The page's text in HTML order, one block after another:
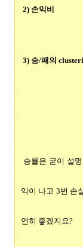
2) 손익비
3) 승/패의
승률은 굳이 설
익이 나고 3번 손
연히 좋겠지요?